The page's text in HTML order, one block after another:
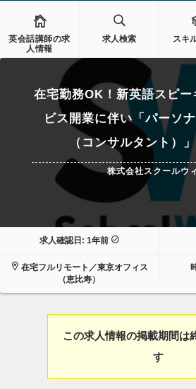
英会話講師の求
人情報
求人検索 スキ
在宅勤務OK！新英語スピ
ビス開業に伴い「パーソ
（コンサルタント）
株式会社スクールウ
求人確認日: 1年前
在宅フルリモート／東京オフィス
（恵比寿）
この求人情報の掲載期間は
す